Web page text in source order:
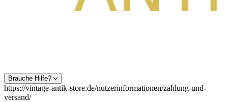
Brauche Hilfe?
https://vintage-antik-store.de/nutzerinformationen/zahlung-und-
versand/